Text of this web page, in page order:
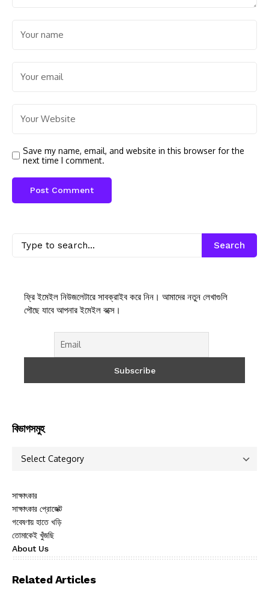
Save my name, email, and website in this browser for the
next time I comment.
Search
ফ্রি ইমেইল নিউজলেটারে সাবক্রাইব করে নিন। আমাদের নতুন লেখাগুলি
পৌছে যাবে আপনার ইমেইল বক্সে।
বিভাগসমুহ
সাক্ষাৎকার
সাক্ষাৎকার প্রোজেক্ট
গবেষণায় হাতে খড়ি
তোমাকেই খুঁজছি
About Us
Related Articles